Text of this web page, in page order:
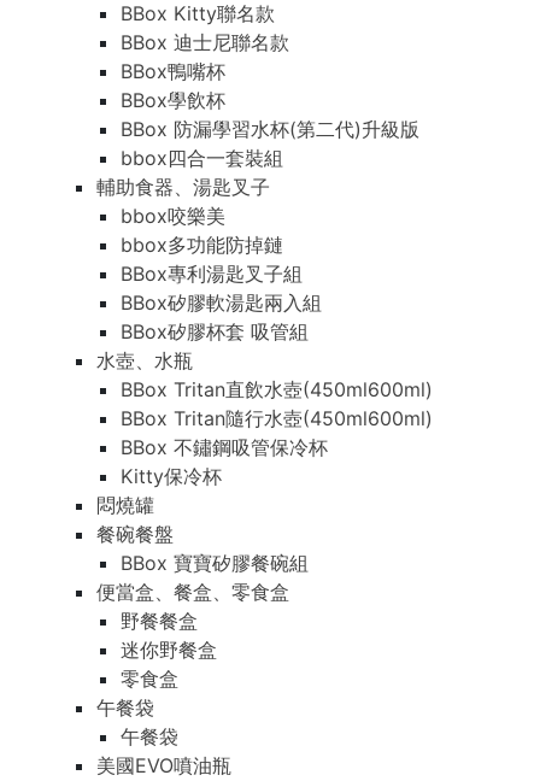
BBox Kitty聯名款
BBox 迪士尼聯名款
BBox鴨嘴杯
BBox學飲杯
BBox 防漏學習水杯(第二代)升級版
bbox四合一套裝組
輔助食器、湯匙叉子
bbox咬樂美
bbox多功能防掉鏈
BBox專利湯匙叉子組
BBox矽膠軟湯匙兩入組
BBox矽膠杯套 吸管組
水壺、水瓶
BBox Tritan直飲水壺(450ml600ml)
BBox Tritan隨行水壺(450ml600ml)
BBox 不鏽鋼吸管保冷杯
Kitty保冷杯
悶燒罐
餐碗餐盤
BBox 寶寶矽膠餐碗組
便當盒、餐盒、零食盒
野餐餐盒
迷你野餐盒
零食盒
午餐袋
午餐袋
美國EVO噴油瓶